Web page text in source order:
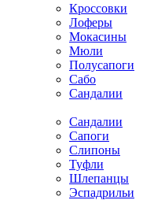
Кроссовки
Лоферы
Мокасины
Мюли
Полусапоги
Сабо
Сандалии
Сандалии
Сапоги
Слипоны
Туфли
Шлепанцы
Эспадрильи